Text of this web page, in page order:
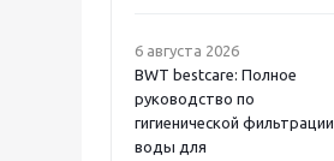
6 августа 2026
BWT bestcare: Полное
руководство по
гигиенической фильтрации
воды для